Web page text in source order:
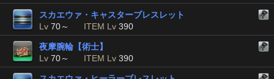
スカエウァ・キャスターブレスレット
Lv 70～ ITEM Lv 390
夜摩腕輪【術士】
Lv 70～ ITEM Lv 390